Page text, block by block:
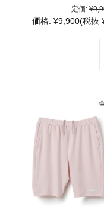
定価:
価格: ¥9,900(税抜